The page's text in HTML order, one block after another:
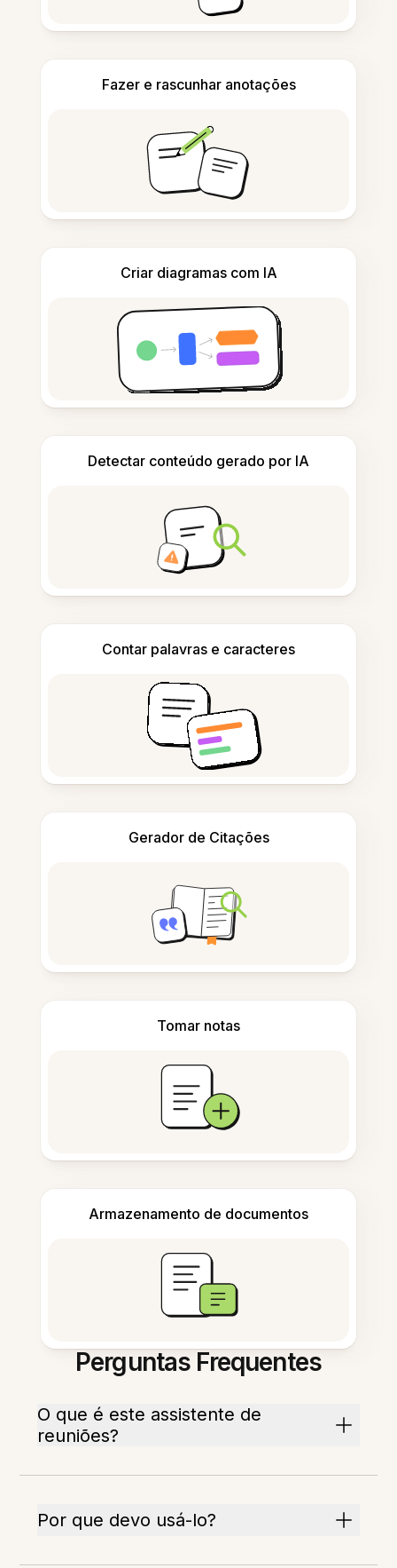
Fazer e rascunhar anotações
Criar diagramas com IA
Detectar conteúdo gerado por IA
Contar palavras e caracteres
Gerador de Citações
Tomar notas
Armazenamento de documentos
Perguntas Frequentes
O que é este assistente de
reuniões?
Por que devo usá-lo?